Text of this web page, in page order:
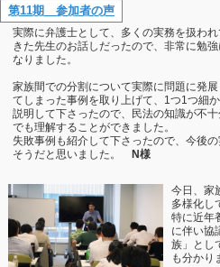
第11期 参加者の声
実際に弁護士として、多くの実務を扱われ
きた先生のお話しだったので、非常に勉強
なりました。
家族間での分割について実際に問題に発展
てしまった事例を取り上げて、1つ1つ細か
説明して下さったので、民法の知識が不
でも理解することができました。
失敗事例も紹介して下さったので、今後
そうだと思いました。 N様
今日、家
多様化し
特に近年
に伴い協
族」とし
も分かり